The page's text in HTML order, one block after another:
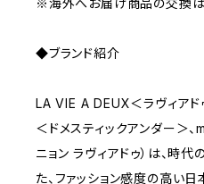
※海外へお届け商品の交換は
◆ブランド紹介
LA VIE A DEUX＜ラヴィア
＜ドメスティックアンダー
ニョン ラヴィアドゥ）は、時
た、ファッション感度の高い日